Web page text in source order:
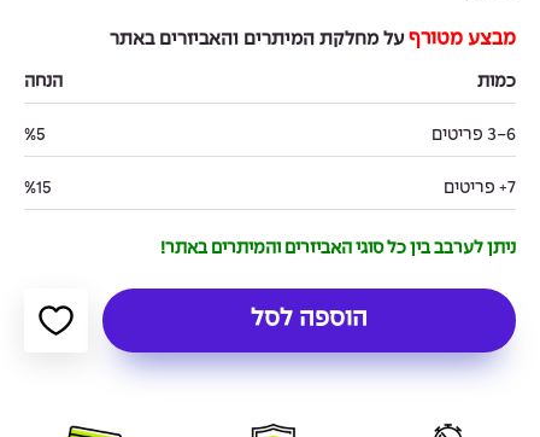
מבצע מטורף על מחלקת המיתרים והאביזרים באתר
כמות הנחה
3-6 פריטים %5
7+ פריטים %15
ניתן לערבב בין כל סוגי האביזרים והמיתרים באתר!
הוספה לסל